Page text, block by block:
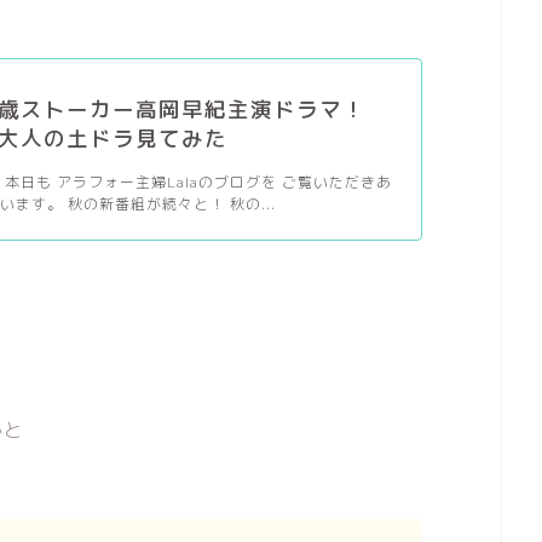
ストーカー高岡早紀主演ドラマ！
人の土ドラ見てみた
本日も アラフォー主婦Lalaのブログを ご覧いただきあ
ます。 秋の新番組が続々と！ 秋の...